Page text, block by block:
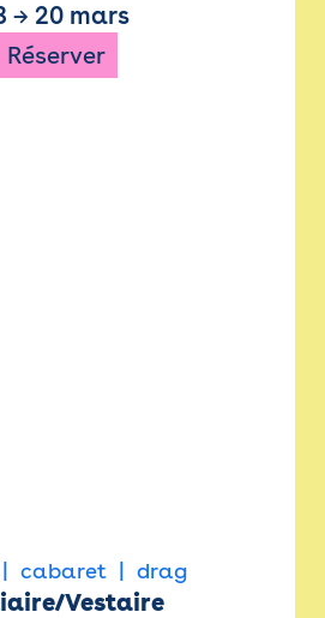
→ 20 mars
Réserver
cabaret drag
Vestaire